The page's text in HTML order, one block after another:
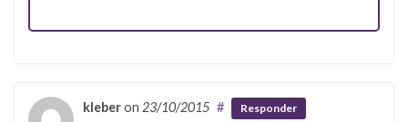
kleberon 23/10/2015 # Responder